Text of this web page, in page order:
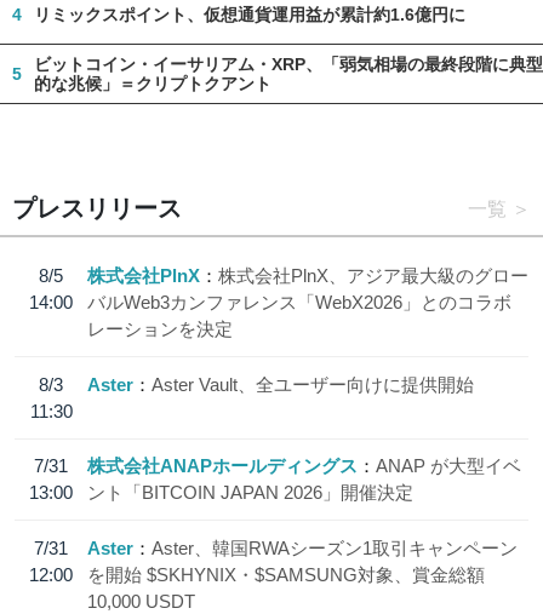
4 リミックスポイント、仮想通貨運用益が累計約1.6億円に
5
ビットコイン・イーサリアム・XRP、「弱気相場の最終段階に典型
的な兆候」＝クリプトクアント
プレスリリース 一覧
8/5
14:00
株式会社PlnX
株式会社PlnX、アジア最大級のグロー
バルWeb3カンファレンス「WebX2026」とのコラボ
レーションを決定
8/3
11:30
Aster Aster Vault、全ユーザー向けに提供開始
7/31
13:00
株式会社ANAPホールディングス
ANAP が大型イベ
ント「BITCOIN JAPAN 2026」開催決定
7/31
12:00
Aster
Aster、韓国RWAシーズン1取引キャンペーン
を開始 $SKHYNIX・$SAMSUNG対象、賞金総額
10,000 USDT